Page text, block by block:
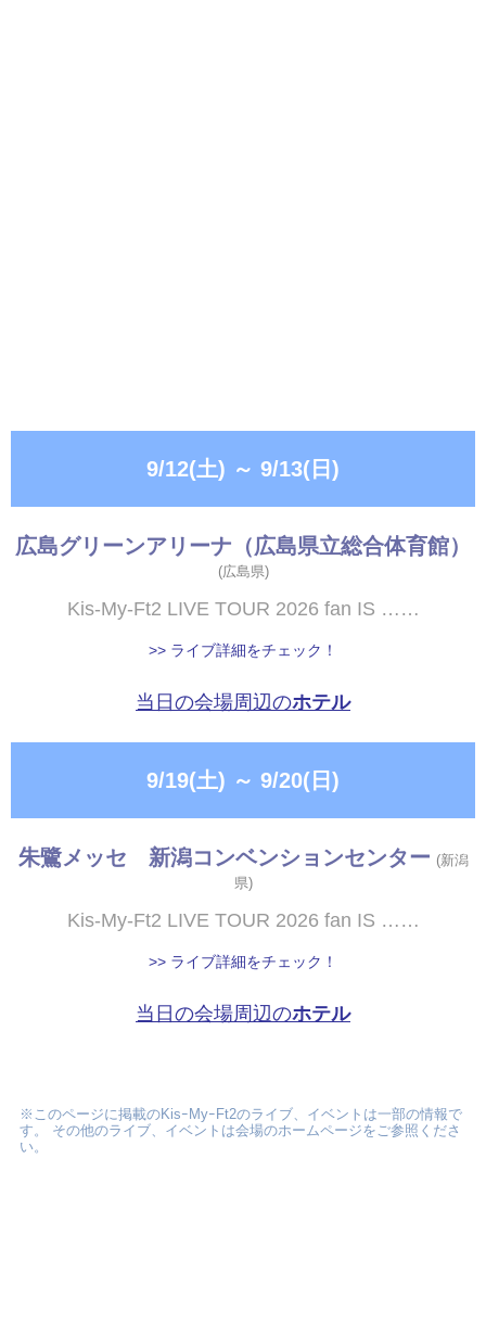
9/12(土) ～ 9/13(日)
広島グリーンアリーナ（広島県立総合体育館）
(広島県)
Kis-My-Ft2 LIVE TOUR 2026 fan IS ……
>> ライブ詳細をチェック！
当日の会場周辺のホテル
9/19(土) ～ 9/20(日)
朱鷺メッセ 新潟コンベンションセンター (新潟
県)
Kis-My-Ft2 LIVE TOUR 2026 fan IS ……
>> ライブ詳細をチェック！
当日の会場周辺のホテル
※このページに掲載のKisｰMyｰFt2のライブ、イベントは一部の情報で
す。 その他のライブ、イベントは会場のホームページをご参照くださ
い。